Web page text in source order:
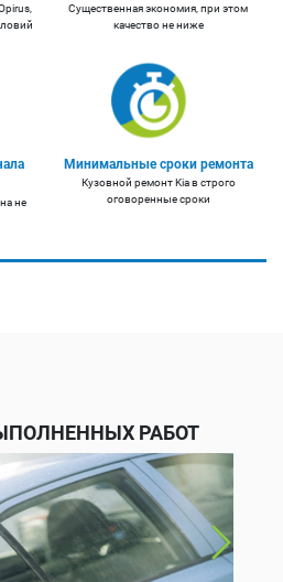
Существенная экономия, при этом
качество не ниже
не
Минимальные сроки ремонта
Кузовной ремонт Kia в строго
оговоренные сроки
РАБОТ